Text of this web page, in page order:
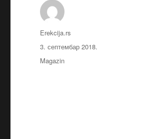
Аутор
Erekcija.rs
Објављено
3. септембар 2018.
Категорије
Magazin